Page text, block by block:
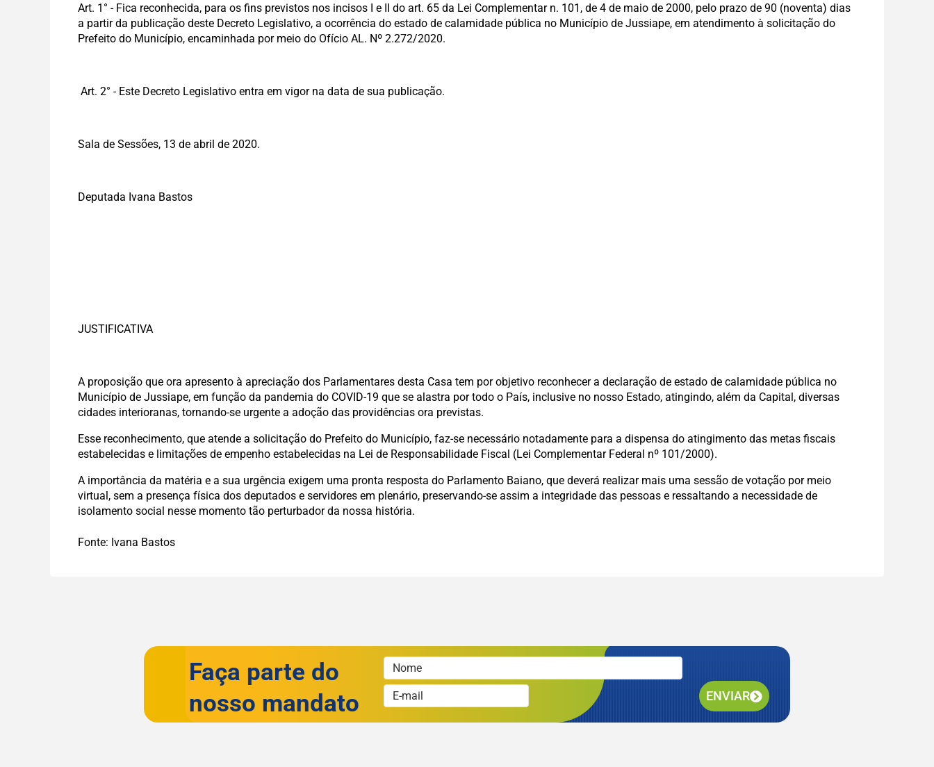
Fonte: Ivana Bastos
Art. 1° - Fica reconhecida, para os fins previstos nos incisos I e II do art. 65 da Lei Complementar n. 101, de 4 de maio de 2000, pelo prazo de 90 (noventa) dias
a partir da publicação deste Decreto Legislativo, a ocorrência do estado de calamidade pública no Município de Jussiape, em atendimento à solicitação do
Prefeito do Município, encaminhada por meio do Ofício AL. Nº 2.272/2020.
Art. 2° - Este Decreto Legislativo entra em vigor na data de sua publicação.
Sala de Sessões, 13 de abril de 2020.
Deputada Ivana Bastos
JUSTIFICATIVA
A proposição que ora apresento à apreciação dos Parlamentares desta Casa tem por objetivo reconhecer a declaração de estado de calamidade pública no
Município de Jussiape, em função da pandemia do COVID-19 que se alastra por todo o País, inclusive no nosso Estado, atingindo, além da Capital, diversas
cidades interioranas, tornando-se urgente a adoção das providências ora previstas.
Esse reconhecimento, que atende a solicitação do Prefeito do Município, faz-se necessário notadamente para a dispensa do atingimento das metas fiscais
estabelecidas e limitações de empenho estabelecidas na Lei de Responsabilidade Fiscal (Lei Complementar Federal nº 101/2000).
A importância da matéria e a sua urgência exigem uma pronta resposta do Parlamento Baiano, que deverá realizar mais uma sessão de votação por meio
virtual, sem a presença física dos deputados e servidores em plenário, preservando-se assim a integridade das pessoas e ressaltando a necessidade de
isolamento social nesse momento tão perturbador da nossa história.
Faça parte do
nosso mandato
ENVIAR